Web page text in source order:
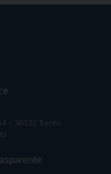
– 38122 Trento